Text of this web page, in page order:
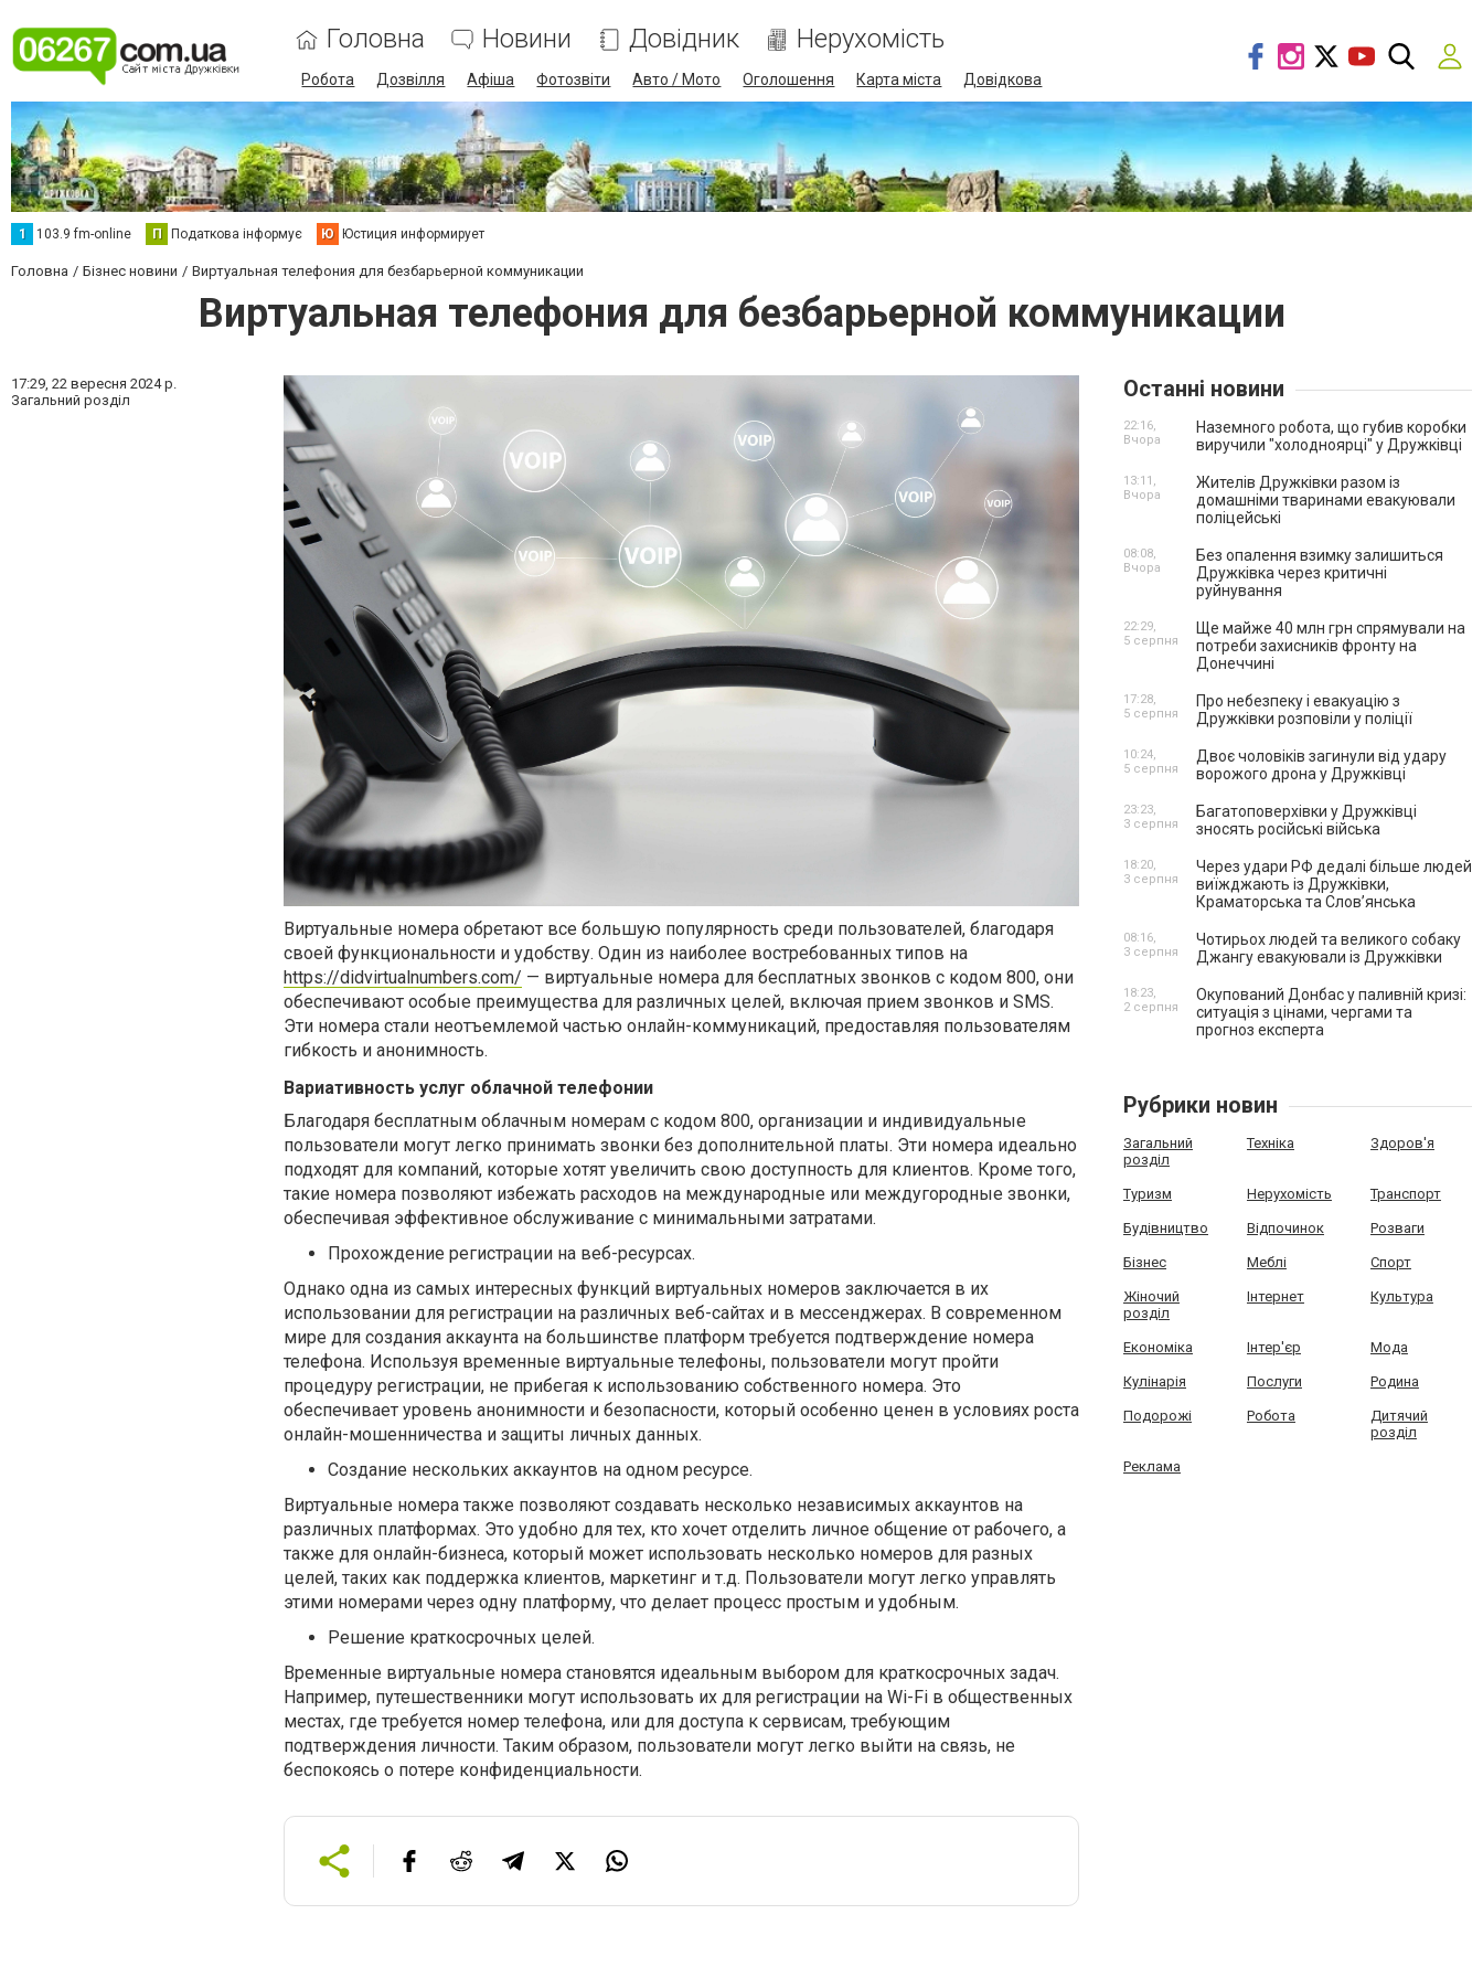
Головна Новини Довідник Нерухомість
Робота Дозвілля Афіша Фотозвіти Авто / Мото Оголошення Карта міста Довідкова
1 103.9 fm-online П Податкова інформує Ю Юстиция информирует
Головна Бізнес новини Виртуальная телефония для безбарьерной коммуникации
Виртуальная телефония для безбарьерной коммуникации
17:29, 22 вересня 2024 р.
Загальний розділ
Виртуальные номера обретают все большую популярность среди пользователей, благодаря
своей функциональности и удобству. Один из наиболее востребованных типов на
https://didvirtualnumbers.com/ — виртуальные номера для бесплатных звонков с кодом 800, они
обеспечивают особые преимущества для различных целей, включая прием звонков и SMS.
Эти номера стали неотъемлемой частью онлайн-коммуникаций, предоставляя пользователям
гибкость и анонимность.
Вариативность услуг облачной телефонии
Благодаря бесплатным облачным номерам с кодом 800, организации и индивидуальные
пользователи могут легко принимать звонки без дополнительной платы. Эти номера идеально
подходят для компаний, которые хотят увеличить свою доступность для клиентов. Кроме того,
такие номера позволяют избежать расходов на международные или междугородные звонки,
обеспечивая эффективное обслуживание с минимальными затратами.
Прохождение регистрации на веб-ресурсах.
Однако одна из самых интересных функций виртуальных номеров заключается в их
использовании для регистрации на различных веб-сайтах и в мессенджерах. В современном
мире для создания аккаунта на большинстве платформ требуется подтверждение номера
телефона. Используя временные виртуальные телефоны, пользователи могут пройти
процедуру регистрации, не прибегая к использованию собственного номера. Это
обеспечивает уровень анонимности и безопасности, который особенно ценен в условиях роста
онлайн-мошенничества и защиты личных данных.
Создание нескольких аккаунтов на одном ресурсе.
Виртуальные номера также позволяют создавать несколько независимых аккаунтов на
различных платформах. Это удобно для тех, кто хочет отделить личное общение от рабочего, а
также для онлайн-бизнеса, который может использовать несколько номеров для разных
целей, таких как поддержка клиентов, маркетинг и т.д. Пользователи могут легко управлять
этими номерами через одну платформу, что делает процесс простым и удобным.
Решение краткосрочных целей.
Временные виртуальные номера становятся идеальным выбором для краткосрочных задач.
Например, путешественники могут использовать их для регистрации на Wi-Fi в общественных
местах, где требуется номер телефона, или для доступа к сервисам, требующим
подтверждения личности. Таким образом, пользователи могут легко выйти на связь, не
беспокоясь о потере конфиденциальности.
Останні новини
Наземного робота, що губив коробки
виручили "холодноярці" у Дружківці
22:16,
Вчора
Жителів Дружківки разом із
домашніми тваринами евакуювали
поліцейські
13:11,
Вчора
Без опалення взимку залишиться
Дружківка через критичні
руйнування
08:08,
Вчора
Ще майже 40 млн грн спрямували на
потреби захисників фронту на
Донеччині
22:29,
5 серпня
Про небезпеку і евакуацію з
Дружківки розповіли у поліції
17:28,
5 серпня
Двоє чоловіків загинули від удару
ворожого дрона у Дружківці
10:24,
5 серпня
Багатоповерхівки у Дружківці
зносять російські війська
23:23,
3 серпня
Через удари РФ дедалі більше людей
виїжджають із Дружківки,
Краматорська та Слов’янська
18:20,
3 серпня
Чотирьох людей та великого собаку
Джангу евакуювали із Дружківки
08:16,
3 серпня
Окупований Донбас у паливній кризі:
ситуація з цінами, чергами та
прогноз експерта
18:23,
2 серпня
Рубрики новин
Загальний
розділ
Техніка Здоров'я
Туризм Нерухомість Транспорт
Будівництво Відпочинок Розваги
Бізнес Меблі Спорт
Жіночий
розділ
Інтернет Культура
Економіка Інтер'єр Мода
Кулінарія Послуги Родина
Подорожі Робота
Дитячий
розділ
Реклама